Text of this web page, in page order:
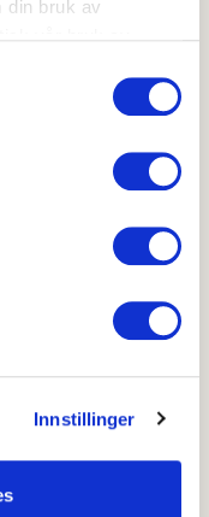
din bruk av
Innstillinger